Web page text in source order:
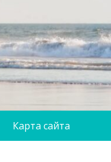
Карта сайта